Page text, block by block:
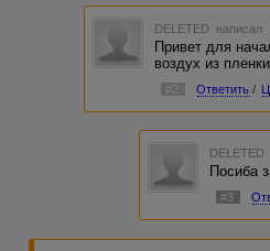
DELETED написал
Привет для
воздух из
#2 Ответить /
DELETED
Посиба
#3